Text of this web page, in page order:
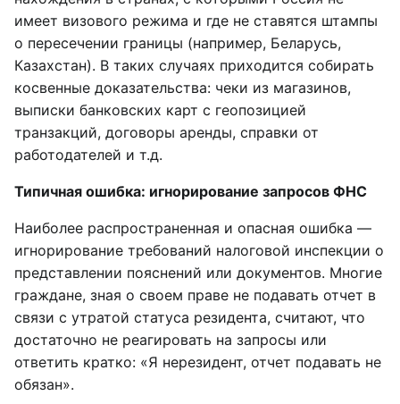
имеет визового режима и где не ставятся штампы
о пересечении границы (например, Беларусь,
Казахстан). В таких случаях приходится собирать
косвенные доказательства: чеки из магазинов,
выписки банковских карт с геопозицией
транзакций, договоры аренды, справки от
работодателей и т.д.
Типичная ошибка: игнорирование запросов ФНС
Наиболее распространенная и опасная ошибка —
игнорирование требований налоговой инспекции о
представлении пояснений или документов. Многие
граждане, зная о своем праве не подавать отчет в
связи с утратой статуса резидента, считают, что
достаточно не реагировать на запросы или
ответить кратко: «Я нерезидент, отчет подавать не
обязан».